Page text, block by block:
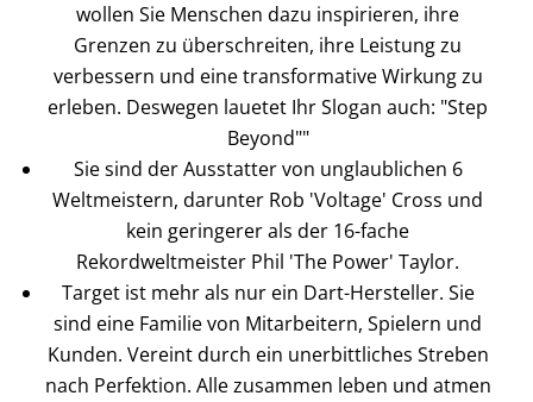
wollen Sie Menschen dazu inspirieren, ihre
Grenzen zu überschreiten, ihre Leistung zu
verbessern und eine transformative Wirkung zu
erleben. Deswegen lauetet Ihr Slogan auch: "Step
Beyond""
Sie sind der Ausstatter von unglaublichen 6
Weltmeistern, darunter Rob 'Voltage' Cross und
kein geringerer als der 16-fache
Rekordweltmeister Phil 'The Power' Taylor.
Target ist mehr als nur ein Dart-Hersteller. Sie
sind eine Familie von Mitarbeitern, Spielern und
Kunden. Vereint durch ein unerbittliches Streben
nach Perfektion. Alle zusammen leben und atmen